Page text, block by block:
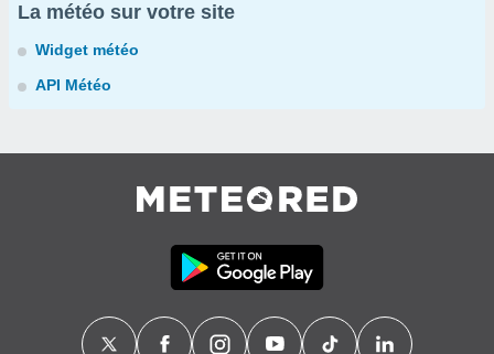
La météo sur votre site
Widget météo
API Météo